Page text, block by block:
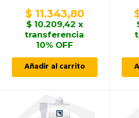
$ 11.343,80
$10.209,42 x
transferencia
10% OFF
Añadir al carrito